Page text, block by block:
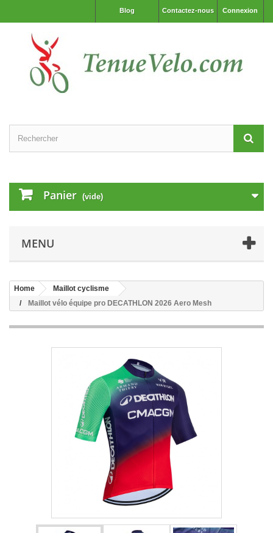
Connexion
Contactez-nous
Blog
Panier (vide)
MENU
Home
Maillot cyclisme
Maillot vélo équipe pro DECATHLON 2026 Aero Mesh